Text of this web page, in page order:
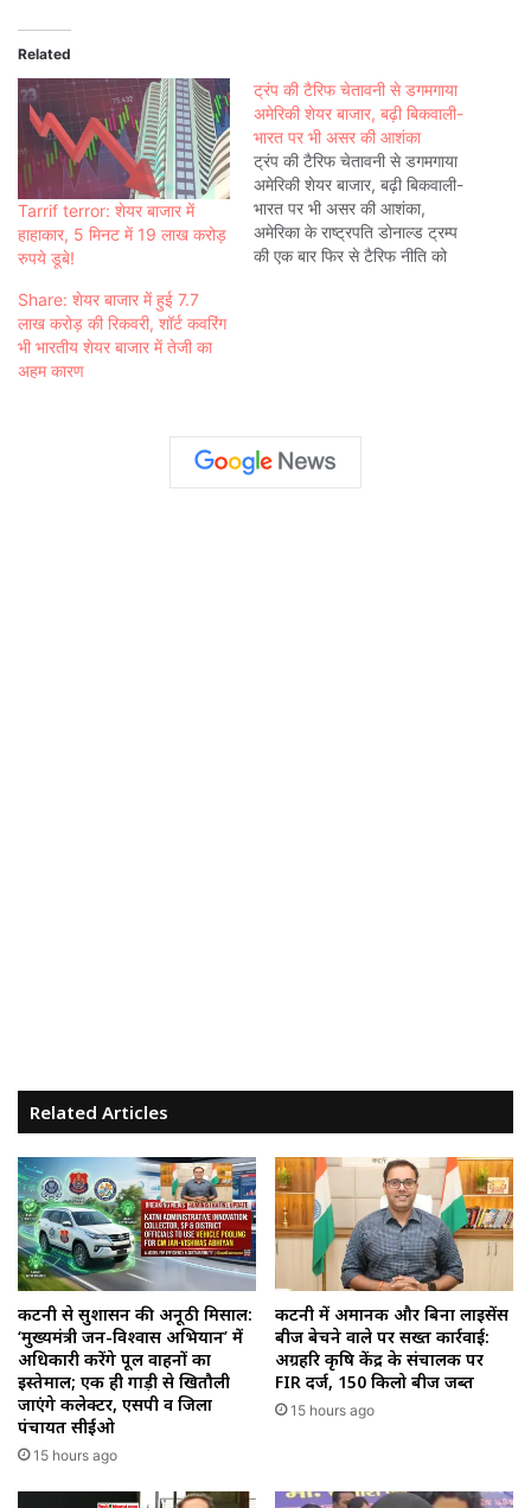
Related
Tarrif terror: शेयर बाजार में
हाहाकार, 5 मिनट में 19 लाख करोड़
रुपये डूबे!
ट्रंप की टैरिफ चेतावनी से डगमगाया
अमेरिकी शेयर बाजार, बढ़ी बिकवाली-
भारत पर भी असर की आशंका
ट्रंप की टैरिफ चेतावनी से डगमगाया
अमेरिकी शेयर बाजार, बढ़ी बिकवाली-
भारत पर भी असर की आशंका,
अमेरिका के राष्ट्रपति डोनाल्ड ट्रम्प
की एक बार फिर से टैरिफ नीति को
Share: शेयर बाजार में हुई 7.7
लाख करोड़ की रिकवरी, शॉर्ट कवरिंग
भी भारतीय शेयर बाजार में तेजी का
अहम कारण
Related Articles
कटनी से सुशासन की अनूठी मिसाल:
‘मुख्यमंत्री जन-विश्वास अभियान’ में
अधिकारी करेंगे पूल वाहनों का
इस्तेमाल; एक ही गाड़ी से खितौली
जाएंगे कलेक्टर, एसपी व जिला
पंचायत सीईओ
15 hours ago
कटनी में अमानक और बिना लाइसेंस
बीज बेचने वाले पर सख्त कार्रवाई:
अग्रहरि कृषि केंद्र के संचालक पर
FIR दर्ज, 150 किलो बीज जब्त
15 hours ago